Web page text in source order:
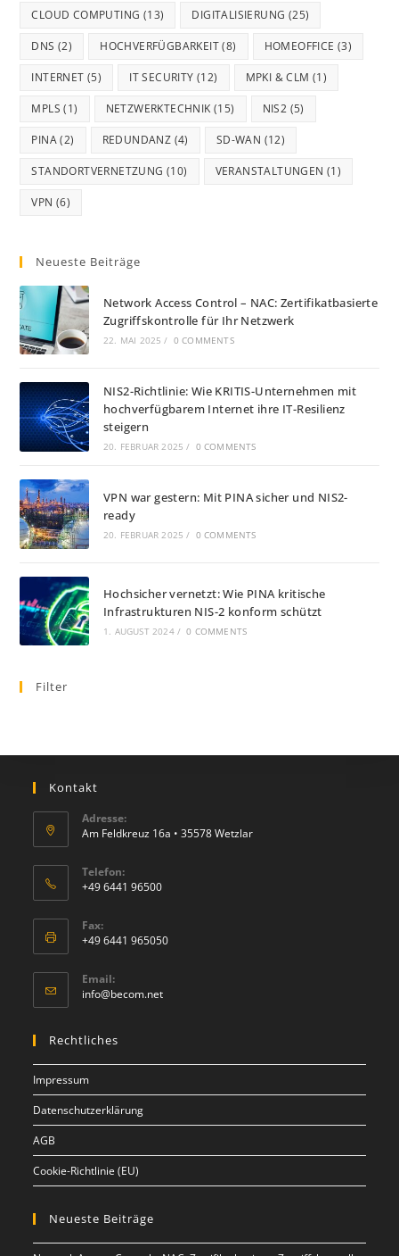
CLOUD COMPUTING (13) DIGITALISIERUNG (25)
DNS (2) HOCHVERFÜGBARKEIT(8) HOMEOFFICE (3)
INTERNET (5) IT SECURITY (12) MPKI & CLM (1)
MPLS (1) NETZWERKTECHNIK (15) NIS2 (5)
PINA(2) REDUNDANZ (4) SD-WAN (12)
STANDORTVERNETZUNG (10) VERANSTALTUNGEN (1)
VPN (6)
Neueste Beiträge
Network Access Control – NAC: Zertifikatbasierte
Zugriffskontrolle für Ihr Netzwerk
22. MAI 2025 / 0 COMMENTS
NIS2-Richtlinie: Wie KRITIS-Unternehmen mit
hochverfügbarem Internet ihre IT-Resilienz
steigern
20. FEBRUAR 2025 / 0 COMMENTS
VPN war gestern: Mit PINA sicher und NIS2-
ready
20. FEBRUAR 2025 / 0 COMMENTS
Hochsicher vernetzt: Wie PINA kritische
Infrastrukturen NIS-2 konform schützt
1. AUGUST 2024 / 0 COMMENTS
Filter
Kontakt
Adresse:
Am Feldkreuz 16a • 35578 Wetzlar
Telefon:
+49 6441 96500
Fax:
+49 6441 965050
Email:
info@becom.net
Rechtliches
Impressum
Datenschutzerklärung
AGB
Cookie-Richtlinie (EU)
Neueste Beiträge